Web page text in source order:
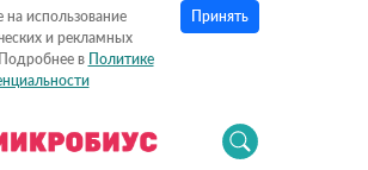
на использование
и рекламных
в Политике
Принять